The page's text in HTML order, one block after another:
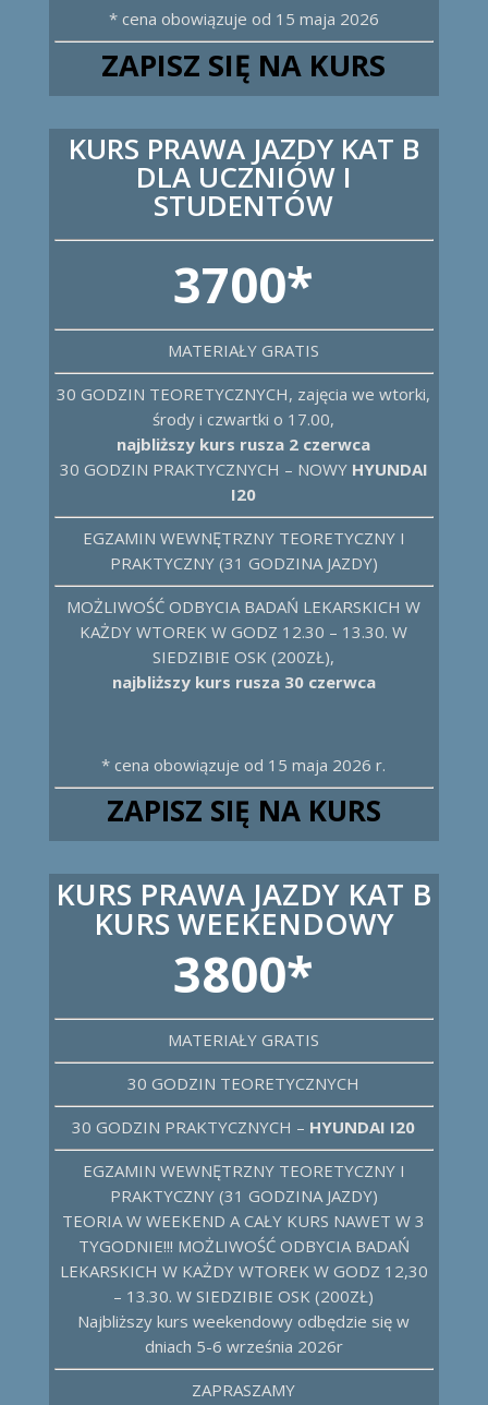
* cena obowiązuje od 15 maja 2026
ZAPISZ SIĘ NA KURS
KURS PRAWA JAZDY KAT B
DLA UCZNIÓW I
STUDENTÓW
3700*
MATERIAŁY GRATIS
30 GODZIN TEORETYCZNYCH, zajęcia we wtorki,
środy i czwartki o 17.00,
najbliższy kurs rusza 2 czerwca
30 GODZIN PRAKTYCZNYCH – NOWY HYUNDAI
I20
EGZAMIN WEWNĘTRZNY TEORETYCZNY I
PRAKTYCZNY (31 GODZINA JAZDY)
MOŻLIWOŚĆ ODBYCIA BADAŃ LEKARSKICH W
KAŻDY WTOREK W GODZ 12.30 – 13.30. W
SIEDZIBIE OSK (200ZŁ),
najbliższy kurs rusza 30 czerwca
* cena obowiązuje od 15 maja 2026 r.
ZAPISZ SIĘ NA KURS
KURS PRAWA JAZDY KAT B
KURS WEEKENDOWY
3800*
MATERIAŁY GRATIS
30 GODZIN TEORETYCZNYCH
30 GODZIN PRAKTYCZNYCH – HYUNDAI I20
EGZAMIN WEWNĘTRZNY TEORETYCZNY I
PRAKTYCZNY (31 GODZINA JAZDY)
TEORIA W WEEKEND A CAŁY KURS NAWET W 3
TYGODNIE!!! MOŻLIWOŚĆ ODBYCIA BADAŃ
LEKARSKICH W KAŻDY WTOREK W GODZ 12,30
– 13.30. W SIEDZIBIE OSK (200ZŁ)
Najbliższy kurs weekendowy odbędzie się w
dniach 5-6 września 2026r
ZAPRASZAMY